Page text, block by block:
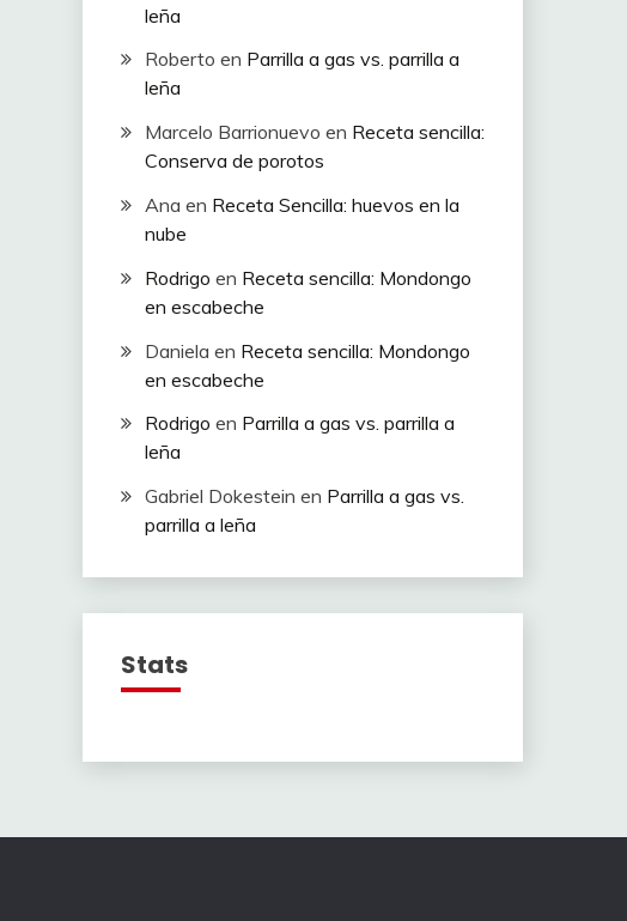
leña
Roberto en Parrilla a gas vs. parrilla a
leña
Marcelo Barrionuevo en Receta sencilla:
Conserva de porotos
Ana en Receta Sencilla: huevos en la
nube
Rodrigo en Receta sencilla: Mondongo
en escabeche
Daniela en Receta sencilla: Mondongo
en escabeche
Rodrigo en Parrilla a gas vs. parrilla a
leña
Gabriel Dokestein en Parrilla a gas vs.
parrilla a leña
Stats